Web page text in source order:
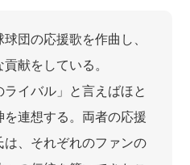
団の応援歌を作曲し、
献をしている。
イバル」と言えばほと
連想する。両者の応援
、それぞれのファンの